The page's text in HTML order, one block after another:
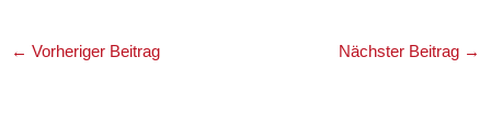
← Vorheriger Beitrag Nächster Beitrag →